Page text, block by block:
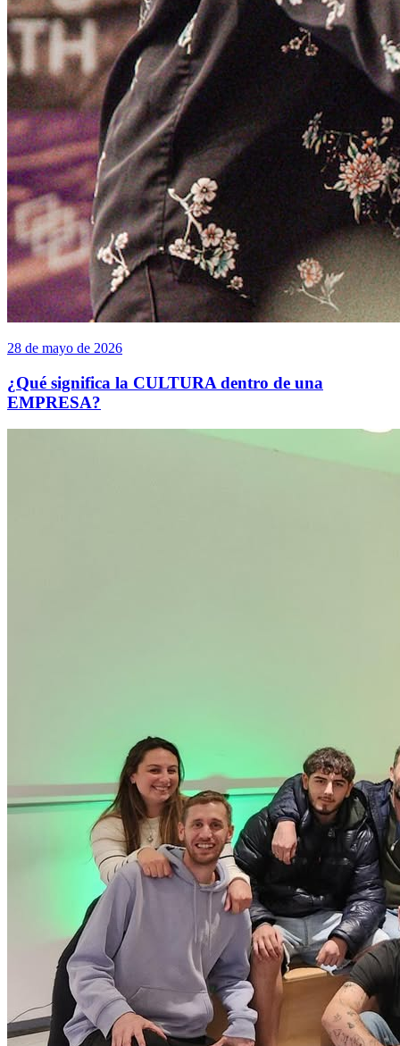
28 de mayo de 2026
¿Qué significa la CULTURA dentro de una
EMPRESA?